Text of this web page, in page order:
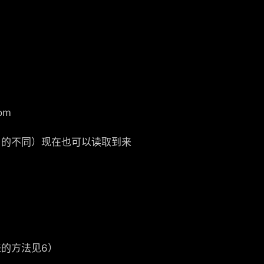
不同）现在也可以读取到来
方法见6）